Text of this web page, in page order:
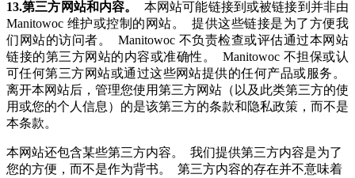
13.第三方网站和内容。
本网站可能链接到或被链接到并非由
Manitowoc 维护或控制的网站。 提供这些链接是为了方便我
们网站的访问者。 Manitowoc 不负责检查或评估通过本网站
链接的第三方网站的内容或准确性。 Manitowoc 不担保或认
可任何第三方网站或通过这些网站提供的任何产品或服务。
离开本网站后，管理您使用第三方网站（以及此类第三方的使
用或您的个人信息）的是该第三方的条款和隐私政策，而不是
本条款。
本网站还包含某些第三方内容。 我们提供第三方内容是为了
您的方便，而不是作为背书。 第三方内容的存在并不意味着